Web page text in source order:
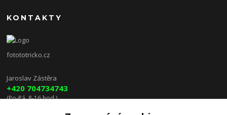
KONTAKTY
fotototricko.cz
Jaroslav Zástěra
+420 704734743
(Po-Pá, 8-16 hod.)